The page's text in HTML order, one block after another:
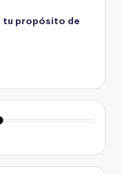
tu propósito de